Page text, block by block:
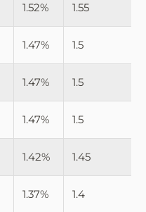
1.52% 1.55
1.47% 1.5
1.47% 1.5
1.47% 1.5
1.42% 1.45
1.37% 1.4